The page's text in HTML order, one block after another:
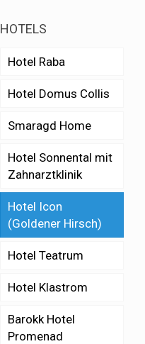
HOTELS
Hotel Raba
Hotel Domus Collis
Smaragd Home
Hotel Sonnental mit
Zahnarztklinik
Hotel Icon
(Goldener Hirsch)
Hotel Teatrum
Hotel Klastrom
Barokk Hotel
Promenad